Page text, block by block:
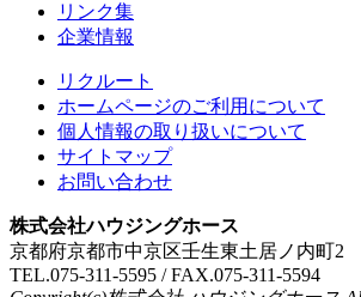
リンク集
企業情報
リクルート
ホームページのご利用について
個人情報の取り扱いについて
サイトマップ
お問い合わせ
株式会社ハウジングホース
京都府京都市中京区壬生東土居ノ内町2
TEL.075-311-5595 / FAX.075-311-5594